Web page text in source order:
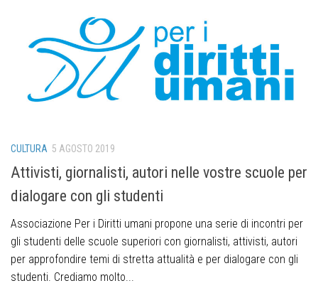
CULTURA 5 AGOSTO 2019
Attivisti, giornalisti, autori nelle vostre scuole per
dialogare con gli studenti
Associazione Per i Diritti umani propone una serie di incontri per
gli studenti delle scuole superiori con giornalisti, attivisti, autori
per approfondire temi di stretta attualità e per dialogare con gli
studenti. Crediamo molto...